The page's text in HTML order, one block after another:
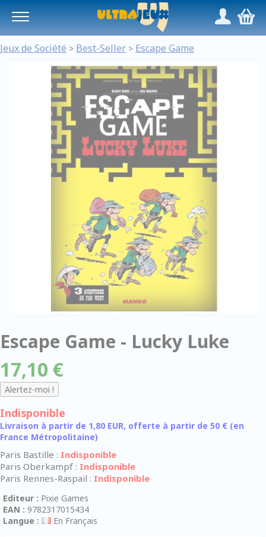
/,
Jeux de Société > Best-Seller > Escape Game
Escape Game - Lucky Luke
17,10 €
Indisponible
Livraison à partir de 1,80 EUR, offerte à partir de 50 € (en
France Métropolitaine)
Paris Bastille : Indisponible
Paris Oberkampf : Indisponible
Paris Rennes-Raspail : Indisponible
Editeur : Pixie Games
EAN : 9782317015434
Langue :
En Français